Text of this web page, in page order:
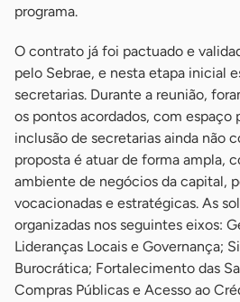
programa.
O contrato já foi pactuado e
pelo Sebrae, e nesta etapa inicial
secretarias. Durante a reunião,
os pontos acordados, com espaço
inclusão de secretarias ainda não
proposta é atuar de forma ampla,
ambiente de negócios da capital,
vocacionadas e estratégicas. As
organizadas nos seguintes eixos:
Lideranças Locais e Governança;
Burocrática; Fortalecimento das
Compras Públicas e Acesso ao